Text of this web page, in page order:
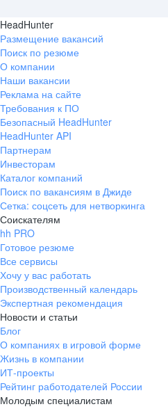
HeadHunter
Размещение вакансий
Поиск по резюме
О компании
Наши вакансии
Реклама на сайте
Требования к ПО
Безопасный HeadHunter
HeadHunter API
Партнерам
Инвесторам
Каталог компаний
Поиск по вакансиям в Джиде
Сетка: соцсеть для нетворкинга
Соискателям
hh PRO
Готовое резюме
Все сервисы
Хочу у вас работать
Производственный календарь
Экспертная рекомендация
Новости и статьи
Блог
О компаниях в игровой форме
Жизнь в компании
ИТ-проекты
Рейтинг работодателей России
Молодым специалистам